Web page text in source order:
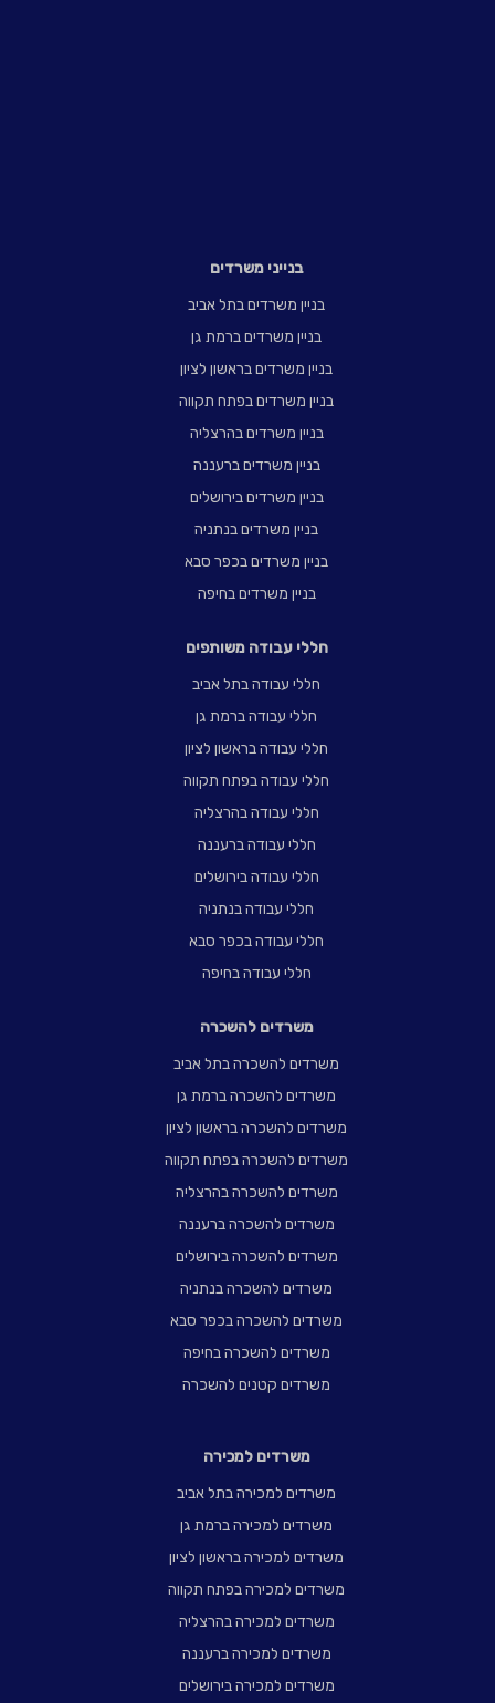
בנייני משרדים
בניין משרדים בתל אביב
בניין משרדים ברמת גן
בניין משרדים בראשון לציון
בניין משרדים בפתח תקווה
בניין משרדים בהרצליה
בניין משרדים ברעננה
בניין משרדים בירושלים
בניין משרדים בנתניה
בניין משרדים בכפר סבא
בניין משרדים בחיפה
חללי עבודה משותפים
חללי עבודה בתל אביב
חללי עבודה ברמת גן
חללי עבודה בראשון לציון
חללי עבודה בפתח תקווה
חללי עבודה בהרצליה
חללי עבודה ברעננה
חללי עבודה בירושלים
חללי עבודה בנתניה
חללי עבודה בכפר סבא
חללי עבודה בחיפה
משרדים להשכרה
משרדים להשכרה בתל אביב
משרדים להשכרה ברמת גן
משרדים להשכרה בראשון לציון
משרדים להשכרה בפתח תקווה
משרדים להשכרה בהרצליה
משרדים להשכרה ברעננה
משרדים להשכרה בירושלים
משרדים להשכרה בנתניה
משרדים להשכרה בכפר סבא
משרדים להשכרה בחיפה
משרדים קטנים להשכרה
משרדים למכירה
משרדים למכירה בתל אביב
משרדים למכירה ברמת גן
משרדים למכירה בראשון לציון
משרדים למכירה בפתח תקווה
משרדים למכירה בהרצליה
משרדים למכירה ברעננה
משרדים למכירה בירושלים